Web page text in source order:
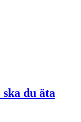
du äta